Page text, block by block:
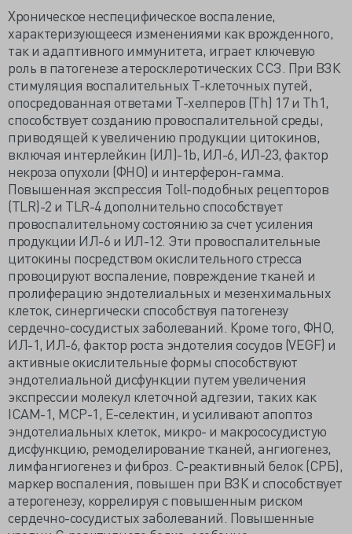
Хроническое неспецифическое воспаление,
характеризующееся изменениями как врожденного,
так и адаптивного иммунитета, играет ключевую
роль в патогенезе атеросклеротических ССЗ. При ВЗК
стимуляция воспалительных Т-клеточных путей,
опосредованная ответами Т-хелперов (Th) 17 и Th1,
способствует созданию провоспалительной среды,
приводящей к увеличению продукции цитокинов,
включая интерлейкин (ИЛ)-1b, ИЛ-6, ИЛ-23, фактор
некроза опухоли (ФНО) и интерферон-гамма.
Повышенная экспрессия Toll-подобных рецепторов
(TLR)-2 и TLR-4 дополнительно способствует
провоспалительному состоянию за счет усиления
продукции ИЛ-6 и ИЛ-12. Эти провоспалительные
цитокины посредством окислительного стресса
провоцируют воспаление, повреждение тканей и
пролиферацию эндотелиальных и мезенхимальных
клеток, синергически способствуя патогенезу
сердечно-сосудистых заболеваний. Кроме того, ФНО,
ИЛ-1, ИЛ-6, фактор роста эндотелия сосудов (VEGF) и
активные окислительные формы способствуют
эндотелиальной дисфункции путем увеличения
экспрессии молекул клеточной адгезии, таких как
ICAM-1, MCP-1, E-селектин, и усиливают апоптоз
эндотелиальных клеток, микро- и макрососудистую
дисфункцию, ремоделирование тканей, ангиогенез,
лимфангиогенез и фиброз. С-реактивный белок (СРБ),
маркер воспаления, повышен при ВЗК и способствует
атерогенезу, коррелируя с повышенным риском
сердечно-сосудистых заболеваний. Повышенные